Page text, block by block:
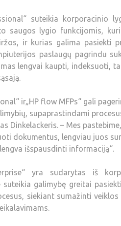
suteikia korporacinio
saugos lygio funkcijomis,
ir kurias galima pasiekti
paslaugų pagrindu
lengvai kaupti, indeksuoti,
ir„HP flow MFPs“ gali
supaprastindami
Dinkelackeris. – Mes
dokumentus, lengviau juos
išspausdinti informaciją“.
yra sudarytas iš
suteikia galimybę greitai
siekiant sumažinti